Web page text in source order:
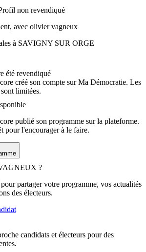
non revendiqué
avec olivier vagneux
à SAVIGNY SUR ORGE
été revendiqué
créé son compte sur Ma Démocratie. Les
limitées.
publié son programme sur la plateforme.
pour l'encourager à le faire.
?
partager votre programme, vos actualités
des électeurs.
candidats et électeurs pour des